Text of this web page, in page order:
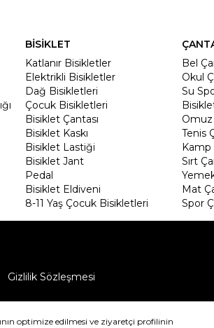
BİSİKLET
Katlanır Bisikletler
Elektrikli Bisikletler
Dağ Bisikletleri
Çocuk Bisikletleri
Bisiklet Çantası
Bisiklet Kaskı
Bisiklet Lastiği
Bisiklet Jant
Pedal
Bisiklet Eldiveni
8-11 Yaş Çocuk Bisikletleri
Bel
Okul
Su
Omuz
Tenis
Kamp
Sırt
Mat
Spor
Gizlilik Sözleşmesi